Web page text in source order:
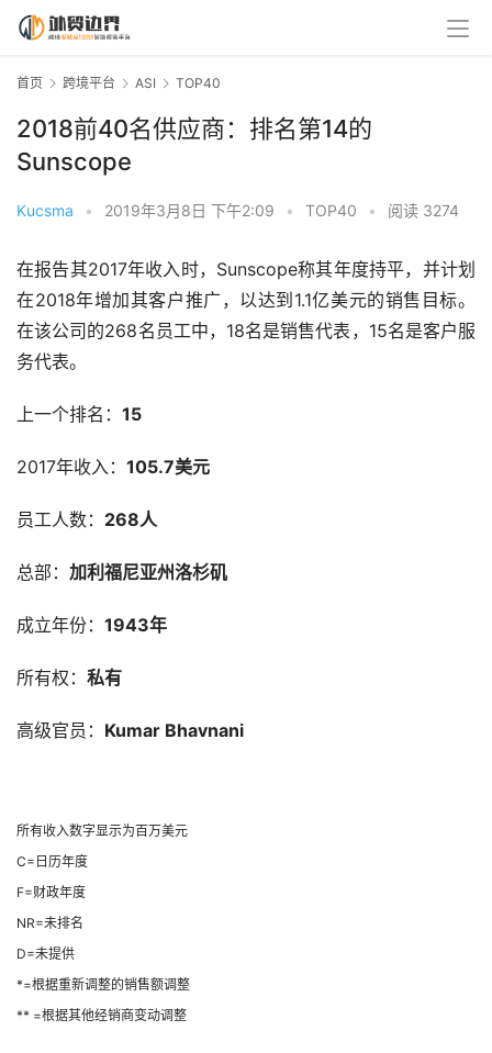
首页 跨境平台 ASI TOP40
2018前40名供应商：排名第14的
Sunscope
Kucsma • 2019年3月8日 下午2:09 • TOP40 • 阅读 3274
在报告其2017年收入时，Sunscope称其年度持平，并计划
在2018年增加其客户推广，以达到1.1亿美元的销售目标。
在该公司的268名员工中，18名是销售代表，15名是客户服
务代表。
上一个排名： 15
2017年收入： 105.7美元
员工人数： 268人
总部： 加利福尼亚州洛杉矶
成立年份： 1943年
所有权： 私有
高级官员： Kumar Bhavnani
所有收入数字显示为百万美元
C=日历年度
F=财政年度
NR=未排名
D=未提供
*=根据重新调整的销售额调整
** =根据其他经销商变动调整